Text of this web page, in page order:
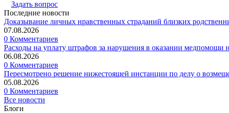
Задать вопрос
Последние новости
Доказывание личных нравственных страданий близких
07.08.2026
0 Комментариев
Расходы на уплату штрафов за нарушения в оказании медпомощи
06.08.2026
0 Комментариев
Пересмотрено решение нижестоящей инстанции по делу о
05.08.2026
0 Комментариев
Все новости
Блоги